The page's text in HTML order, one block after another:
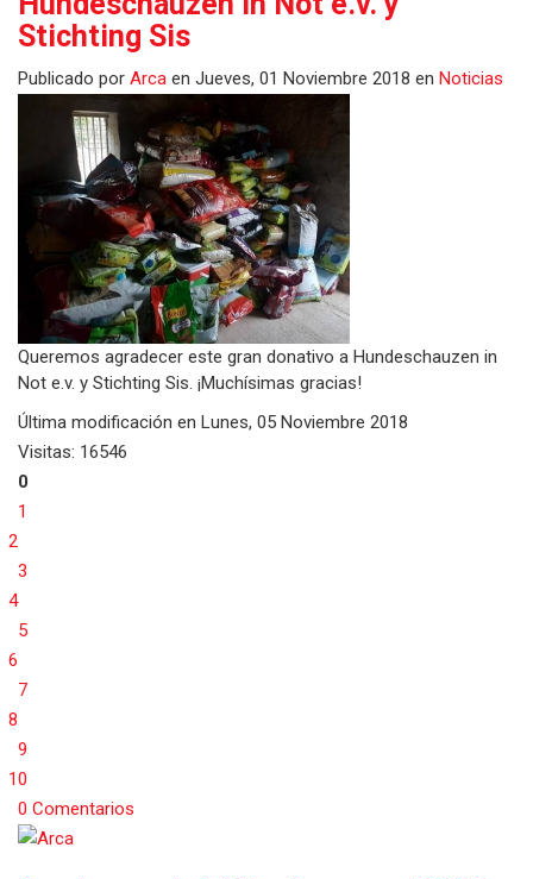
Stichting Sis
Publicado por Arca en Jueves, 01 Noviembre 2018 en Noticias
Queremos agradecer este gran donativo a Hundeschauzen in
Not e.v. y Stichting Sis. ¡Muchísimas gracias!
Última modificación en Lunes, 05 Noviembre 2018
Visitas: 16546
0
1
2
3
4
5
6
7
8
9
10
0 Comentarios